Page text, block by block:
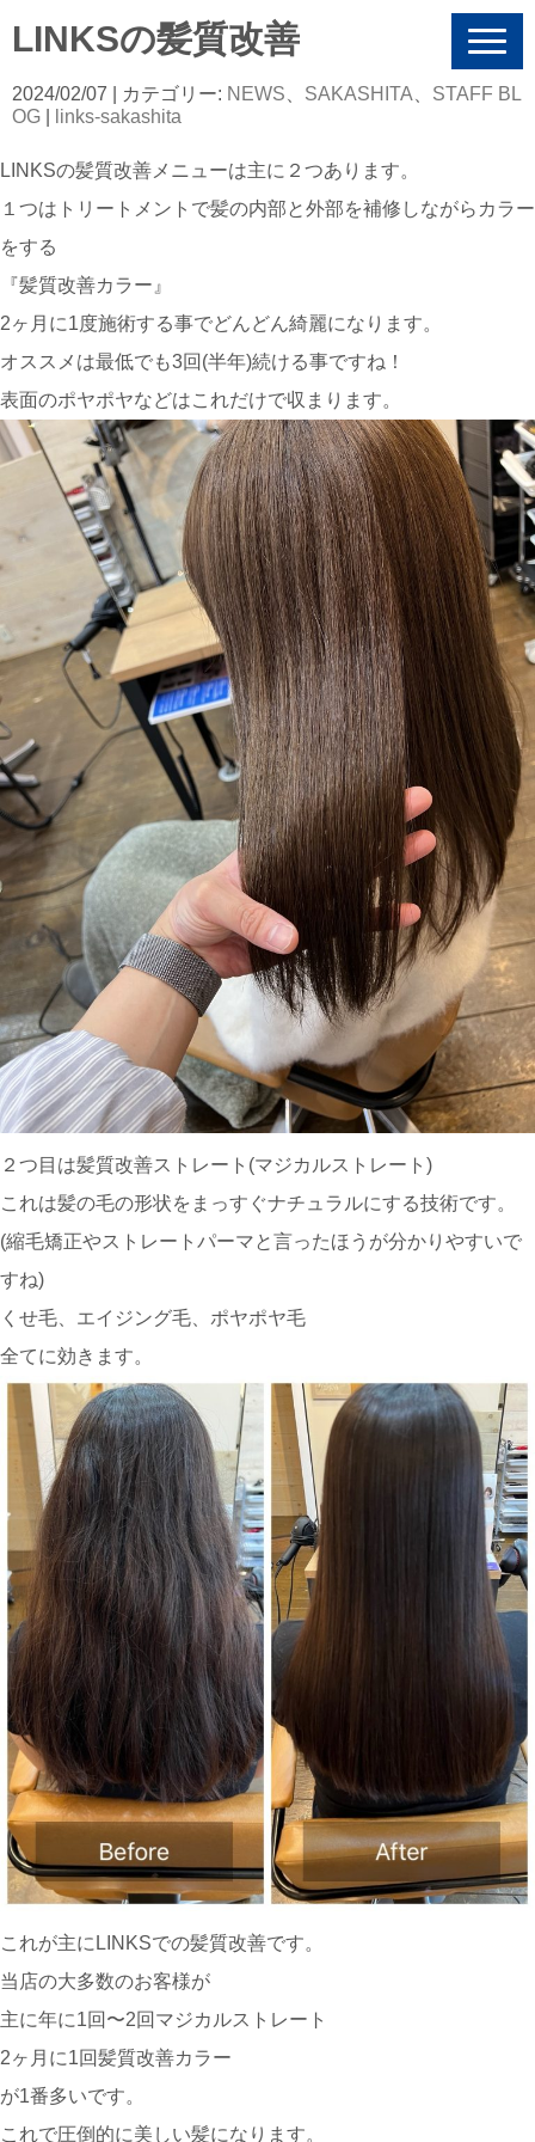
N
v
i
o
LINKSの髪質改善
2024/02/07 | カテゴリー: NEWS SAKASHITA
STAFF BL
OG
links-sakashita
LINKSの髪質改善メニューは主に２つあります。
１つはトリートメントで髪の内部と外部を補修しながらカラー
をする
『髪質改善カラー』
2ヶ月に1度施術する事でどんどん綺麗になります。
オススメは最低でも3回(半年)続ける事ですね！
表面のポヤポヤなどはこれだけで収まります。
２つ目は髪質改善ストレート(マジカルストレート)
これは髪の毛の形状をまっすぐナチュラルにする技術です。
(縮毛矯正やストレートパーマと言ったほうが分かりやすいで
すね)
くせ毛、エイジング毛、ポヤポヤ毛
全てに効きます。
これが主にLINKSでの髪質改善です。
当店の大多数のお客様が
主に年に1回〜2回マジカルストレート
2ヶ月に1回髪質改善カラー
が1番多いです。
これで圧倒的に美しい髪になります。